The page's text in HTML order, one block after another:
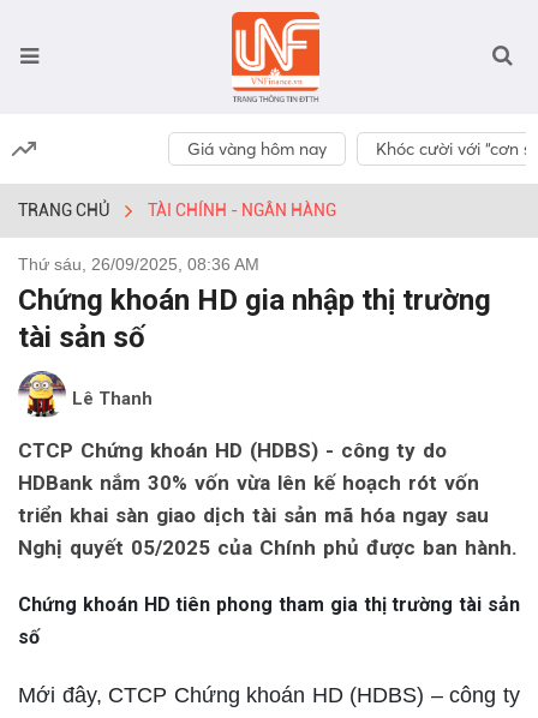
Giá vàng hôm nay Khóc cười với “cơn
TRANG CHỦ TÀI CHÍNH - NGÂN HÀNG
Thứ sáu, 26/09/2025, 08:36 AM
Chứng khoán HD gia nhập thị trường
tài sản số
Lê Thanh
CTCP Chứng khoán HD (HDBS) - công ty do
HDBank nắm 30% vốn vừa lên kế hoạch rót vốn
triển khai sàn giao dịch tài sản mã hóa ngay sau
Nghị quyết 05/2025 của Chính phủ được ban hành.
Chứng khoán HD tiên phong tham gia thị trường tài sản
số
Mới đây, CTCP Chứng khoán HD (HDBS) – công ty